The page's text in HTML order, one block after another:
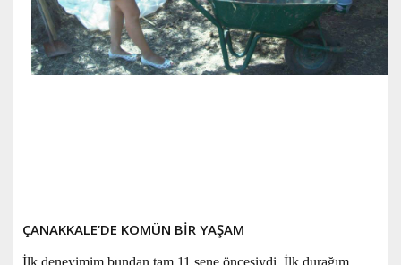
ÇANAKKALE’DE KOMÜN BİR YAŞAM
İlk deneyimim bundan tam 11 sene öncesiydi. İlk durağım